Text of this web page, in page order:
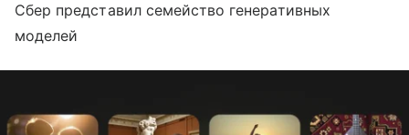
Сбер представил семейство генеративных
моделей